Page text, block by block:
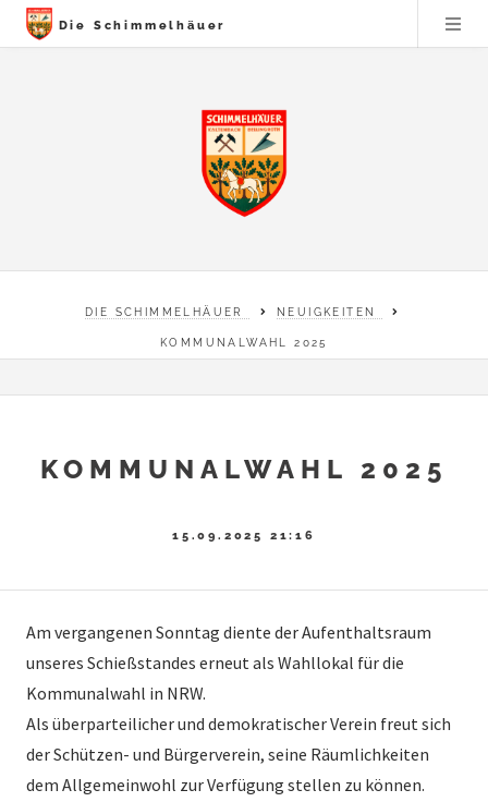
Die Schimmelhäuer
DIE SCHIMMELHÄUER NEUIGKEITEN
KOMMUNALWAHL 2025
KOMMUNALWAHL 2025
15.09.2025 21:16
Am vergangenen Sonntag diente der Aufenthaltsraum
unseres Schießstandes erneut als Wahllokal für die
Kommunalwahl in NRW.
Als überparteilicher und demokratischer Verein freut sich
der Schützen- und Bürgerverein, seine Räumlichkeiten
dem Allgemeinwohl zur Verfügung stellen zu können.